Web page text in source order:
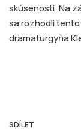
skúsenosti. Na
sa rozhodli tento
dramaturgyňa
SDÍLET